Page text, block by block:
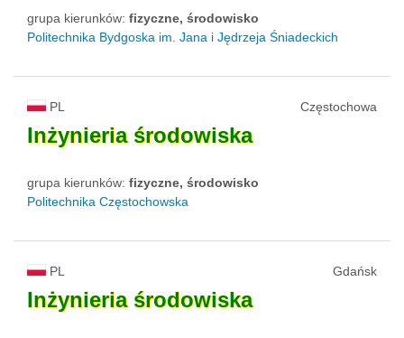
grupa kierunków: fizyczne, środowisko
Politechnika Bydgoska im. Jana i Jędrzeja Śniadeckich
PL Częstochowa
Inżynieria środowiska
grupa kierunków: fizyczne, środowisko
Politechnika Częstochowska
PL Gdańsk
Inżynieria środowiska